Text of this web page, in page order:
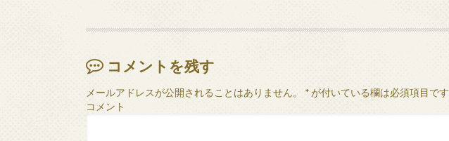
コメントを残す
メールアドレスが公開されることはありません。 *が付いている欄は必須項目です
コメント